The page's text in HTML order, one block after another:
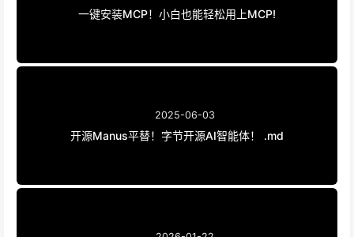
一键安装MCP！小白也能轻松用上MCP!
2025-06-03
开源Manus平替！字节开源AI智能体！ .md